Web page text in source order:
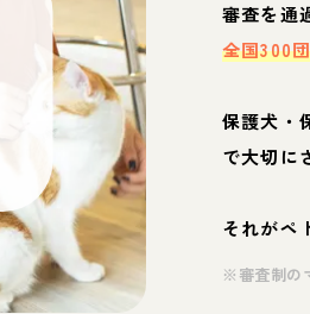
審査を通
全国300
保護犬・
で大切に
それがペ
※審査制の